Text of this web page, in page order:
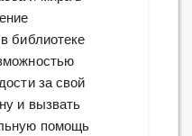
библиотеке
за свой
и вызвать
помощь